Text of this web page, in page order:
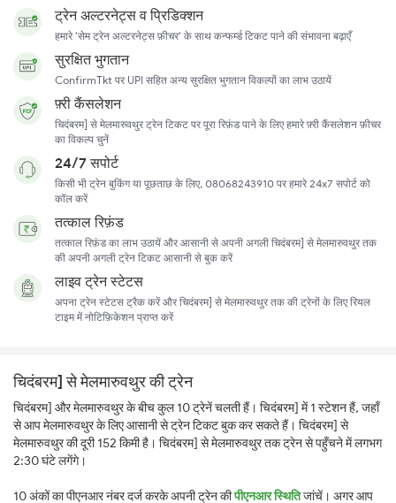
ट्रेन अल्टरनेट्स व प्रिडिक्शन
हमारे 'सेम ट्रेन अल्टरनेट्स फ़ीचर' के साथ कन्फर्म्ड टिकट पाने की संभावना बढ़ाएँ
सुरक्षित भुगतान
ConfirmTkt पर UPI सहित अन्य सुरक्षित भुगतान विकल्पों का लाभ उठायें
फ़्री कैंसलेशन
चिदंबरम] से मेलमारुवथुर ट्रेन टिकट पर पूरा रिफ़ंड पाने के लिए हमारे फ़्री कैंसलेशन फ़ीचर
का विकल्प चुनें
24/7 सपोर्ट
किसी भी ट्रेन बुकिंग या पूछताछ के लिए, 08068243910 पर हमारे 24x7 सपोर्ट को
कॉल करें
तत्काल रिफ़ंड
तत्काल रिफ़ंड का लाभ उठायें और आसानी से अपनी अगली चिदंबरम] से मेलमारुवथुर तक
की अपनी अगली ट्रेन टिकट आसानी से बुक करें
लाइव ट्रेन स्टेटस
अपना ट्रेन स्टेटस ट्रैक करें और चिदंबरम] से मेलमारुवथुर तक की ट्रेनों के लिए रियल
टाइम में नोटिफ़िकेशन प्राप्त करें
चिदंबरम] से मेलमारुवथुर की ट्रेन
चिदंबरम] और मेलमारुवथुर के बीच कुल 10 ट्रेनें चलती हैं। चिदंबरम] में 1 स्टेशन हैं, जहाँ
से आप मेलमारुवथुर के लिए आसानी से ट्रेन टिकट बुक कर सकते हैं। चिदंबरम] से
मेलमारुवथुर की दूरी 152 किमी है। चिदंबरम] से मेलमारुवथुर तक ट्रेन से पहुँचने में लगभग
2:30 घंटे लगेंगे।
10 अंकों का पीएनआर नंबर दर्ज करके अपनी ट्रेन कीपीएनआर स्थितिजांचें। अगर आप